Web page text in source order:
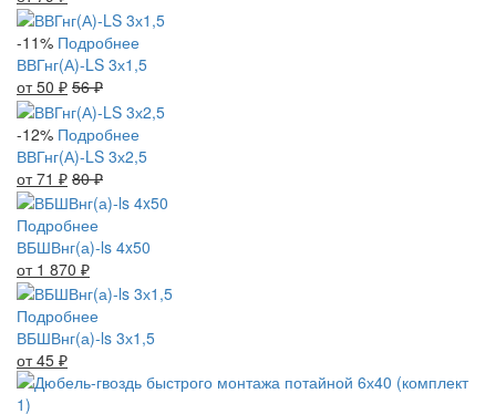
-11% Подробнее
ВВГнг(А)-LS 3х1,5
от 50 ₽ 56₽
-12% Подробнее
ВВГнг(А)-LS 3х2,5
от 71 ₽ 80₽
Подробнее
ВБШВнг(а)-ls 4x50
от 1 870 ₽
Подробнее
ВБШВнг(а)-ls 3х1,5
от 45 ₽